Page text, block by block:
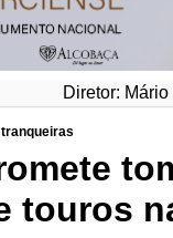
Diretor:
touros